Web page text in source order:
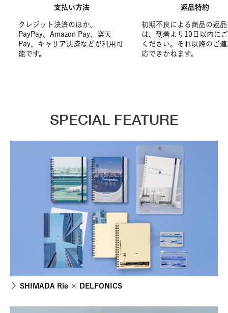
支払い方法
クレジット決済のほか、
PayPay、Amazon Pay、楽天
Pay、キャリア決済などが利用可
能です。
返品特約
初期不良による商品の返
は、到着より10日以内に
ください。それ以降のご
応できかねます。
SPECIAL FEATURE
SHIMADA Rie × DELFONICS